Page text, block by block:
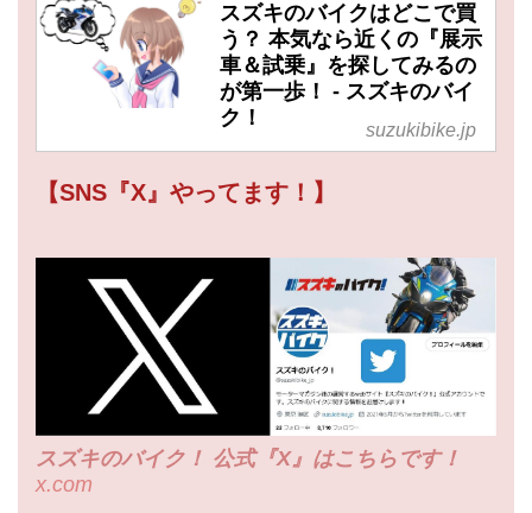
スズキのバイクはどこで買
う？ 本気なら近くの『展示
車＆試乗』を探してみるの
が第一歩！ - スズキのバイ
ク！
suzukibike.jp
【SNS『X』やってます！】
スズキのバイク！ 公式『X』はこちらです！
x.com